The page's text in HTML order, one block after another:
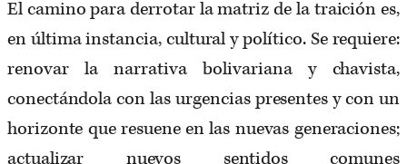
El camino para derrotar la matriz de la traición es,
en última instancia, cultural y político. Se requiere:
renovar la narrativa bolivariana y chavista,
conectándola con las urgencias presentes y con un
horizonte que resuene en las nuevas generaciones;
actualizar nuevos sentidos comunes